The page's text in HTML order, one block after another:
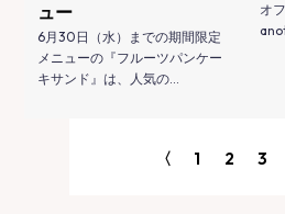
ュー
6月30日（水）までの期間限定
メニューの『フルーツパンケー
キサンド』は、人気の…
オ
〈 1 2 3